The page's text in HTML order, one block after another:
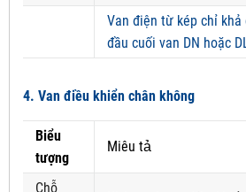
Van điện từ kép chỉ khả
đầu cuối van DN hoặc
4. Van điều khiển chân không
Biểu
tượng
Miêu tả
Chỗ